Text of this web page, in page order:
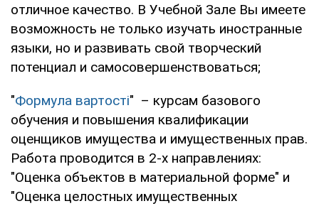
отличное качество. В Учебной Зале Вы имеете
возможность не только изучать иностранные
языки, но и развивать свой творческий
потенциал и самосовершенствоваться;
"Формула вартості" – курсам базового
обучения и повышения квалификации
оценщиков имущества и имущественных прав.
Работа проводится в 2-х направлениях:
"Оценка объектов в материальной форме" и
"Оценка целостных имущественных